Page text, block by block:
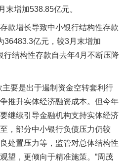
末增加538.85亿元。
款增长导致中小银行结构性存款
36483.3亿元，较3月末增加
行结构性存款自去年4月不断压降
主要是出于遏制资金空转套利行
推升实体经济融资成本。但今年
继续引导金融机构支持实体经济
，部分中小银行负债压力仍较
处置压力等，监管对总体结构性
望，更倾向于精准施策。”周茂